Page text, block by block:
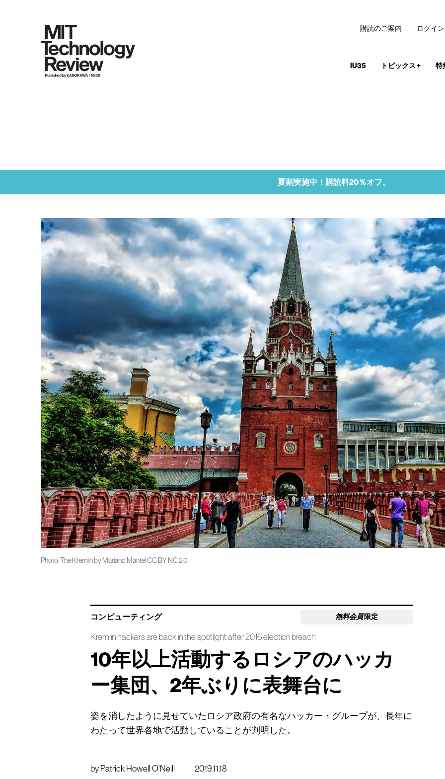
IU35 トピックス+ 特
購読のご案内 ログイン
夏割実施中！購読料20％オフ。
Photo: The Kremlin by Mariano Mantel CC BY NC 2.0
コンピューティング 無料会員 限定
Kremlin hackers are back in the spotlight after 2016 election breach
10年以上活動するロシアのハッカ
ー集団、2年ぶりに表舞台に
姿を消したように見せていたロシア政府の有名なハッカー・グループが、長年に
わたって世界各地で活動していることが判明した。
by Patrick Howell O'Neill 2019.11.18